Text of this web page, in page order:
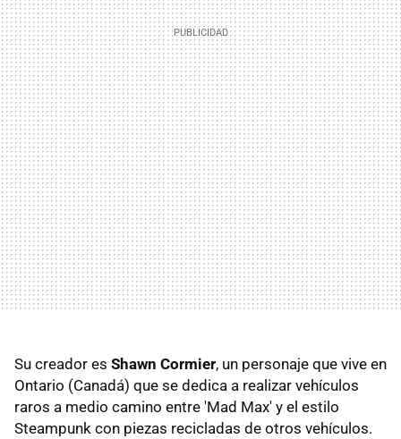
Su creador es Shawn Cormier, un personaje que vive en
Ontario (Canadá) que se dedica a realizar vehículos
raros a medio camino entre 'Mad Max' y el estilo
Steampunk con piezas recicladas de otros vehículos.